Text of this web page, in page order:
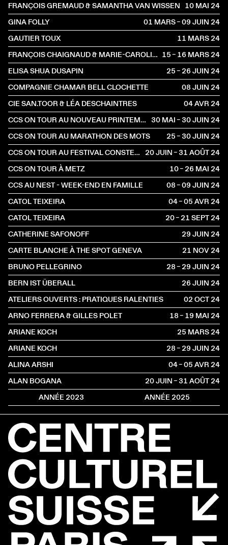
FRANÇOIS GREMAUD & SAMANTHA VAN WISSEN 10 MAI2024
GINA FOLLY
01 MARS – 09 JUIN2024
GAUTIER TOUX
11 MARS2024
FRANÇOIS CHAIGNAUD & MARIE-CAROLINE HOMINAL 15 – 16 MARS2024
ELISA SHUA DUSAPIN
25 – 26 JUIN2024
COMPAGNIE CHAMAR BELL CLOCHETTE
08 JUIN2024
CIE SAN.TOOR & LÉA DESCHAINTRES
04 AVR2024
CCS ON TOUR AU NOUVEAU PRINTEMPS 30 MAI – 30 JUIN2024
CCS ON TOUR AU MARATHON DES MOTS
25 – 30 JUIN2024
CCS ON TOUR AU FESTIVAL CONSTELLATIONS 20 JUIN – 31 AOÛT2024
CCS ON TOUR À METZ
10 – 26 MAI2024
CCS AU NEST - WEEK-END EN FAMILLE
08 – 09 JUIN2024
CATOL TEIXEIRA
04 – 05 AVR2024
CATOL TEIXEIRA
20 – 21 SEPT2024
CATHERINE SAFONOFF
29 JUIN2024
CARTE BLANCHE À THE SPOT GENEVA
21 NOV2024
BRUNO PELLEGRINO
28 – 29 JUIN2024
BERN IST ÜBERALL
26 JUIN2024
ATELIERS OUVERTS : PRATIQUES RALENTIES
02 OCT2024
ARNO FERRERA & GILLES POLET
18 – 19 MAI2024
ARIANE KOCH
25 MARS2024
ARIANE KOCH
28 – 29 JUIN2024
ALINA ARSHI
04 – 05 AVR2024
ALAN BOGANA
20 JUIN – 31 AOÛT2024
ANNÉE 2023
ANNÉE 2025